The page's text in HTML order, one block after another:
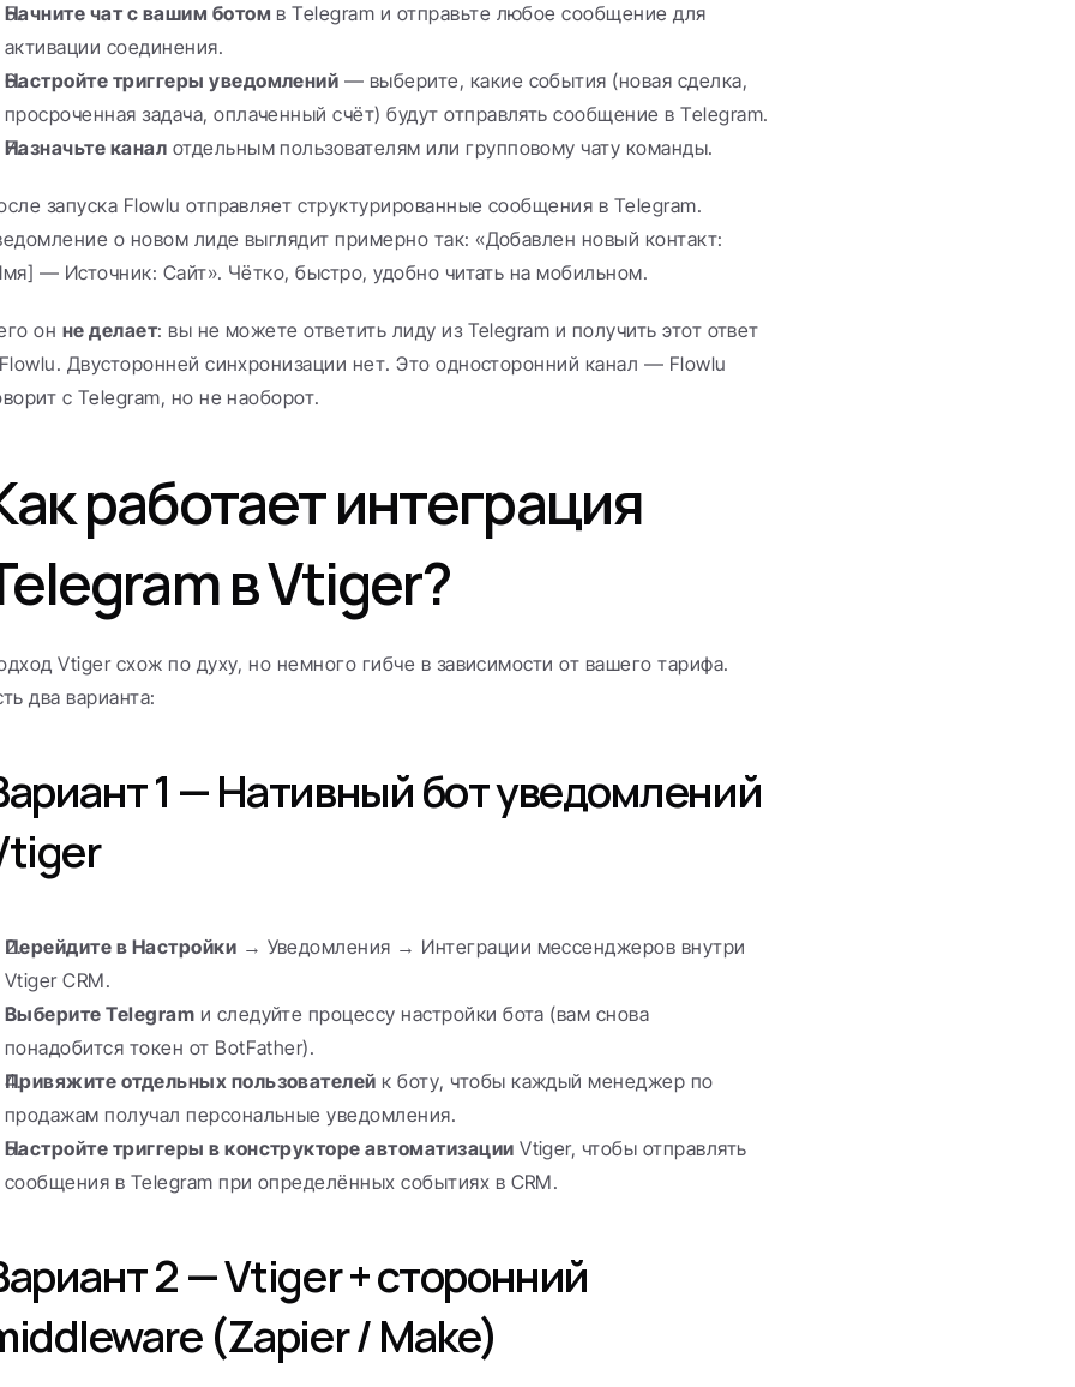
Начните чат с вашим ботом в Telegram и отправьте любое сообщение для
активации соединения.
Настройте триггеры уведомлений — выберите, какие события (новая сделка,
просроченная задача, оплаченный счёт) будут отправлять сообщение в Telegram.
Назначьте канал отдельным пользователям или групповому чату команды.
запуска Flowlu отправляет структурированные сообщения в Telegram.
о новом лиде выглядит примерно так: «Добавлен новый контакт:
— Источник: Сайт». Чётко, быстро, удобно читать на мобильном.
он не делает: вы не можете ответить лиду из Telegram и получить этот ответ
Двусторонней синхронизации нет. Это односторонний канал — Flowlu
с Telegram, но не наоборот.
работает интеграция
в Vtiger?
Vtiger схож по духу, но немного гибче в зависимости от вашего тарифа.
два варианта:
1 — Нативный бот уведомлений
Перейдите в Настройки → Уведомления → Интеграции мессенджеров внутри
Vtiger CRM.
Выберите Telegram и следуйте процессу настройки бота (вам снова
понадобится токен от BotFather).
Привяжите отдельных пользователей к боту, чтобы каждый менеджер по
продажам получал персональные уведомления.
Настройте триггеры в конструкторе автоматизации Vtiger, чтобы отправлять
сообщения в Telegram при определённых событиях в CRM.
2 — Vtiger + сторонний
(Zapier / Make)